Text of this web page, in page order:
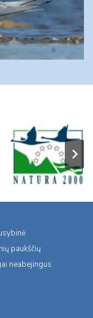
paukščių
neabejingus